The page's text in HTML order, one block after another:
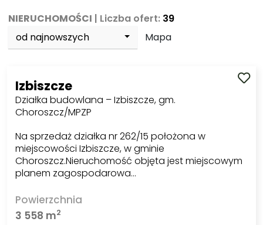
NIERUCHOMOŚCI | Liczba ofert: 39
od najnowszych
Mapa
Izbiszcze
Działka budowlana – Izbiszcze, gm.
Choroszcz/MPZP
Na sprzedaż działka nr 262/15 położona w
miejscowości Izbiszcze, w gminie
Choroszcz.Nieruchomość objęta jest miejscowym
planem zagospodarowa…
Powierzchnia
3 558 m2